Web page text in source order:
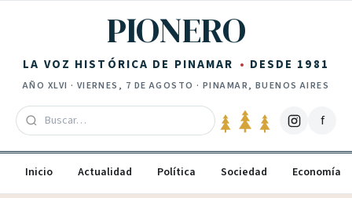
PIONERO
LA VOZ HISTÓRICA DE PINAMAR DESDE 1981
AÑO XLVI · VIERNES, 7 DE AGOSTO · PINAMAR, BUENOS AIRES
f
Inicio Actualidad Política Sociedad Economía